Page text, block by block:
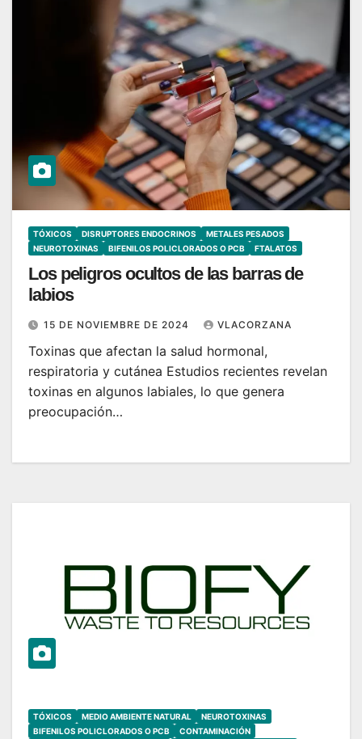
TÓXICOS DISRUPTORES ENDOCRINOS
METALES PESADOS
NEUROTOXINAS
BIFENILOS POLICLORADOS O PCB FTALATOS
Los peligros ocultos de las barras de
labios
15 DE NOVIEMBRE DE 2024 VLACORZANA
Toxinas que afectan la salud hormonal,
respiratoria y cutánea Estudios recientes revelan
toxinas en algunos labiales, lo que genera
preocupación…
TÓXICOS MEDIO AMBIENTE NATURAL
NEUROTOXINAS
BIFENILOS POLICLORADOS O PCB
CONTAMINACIÓN